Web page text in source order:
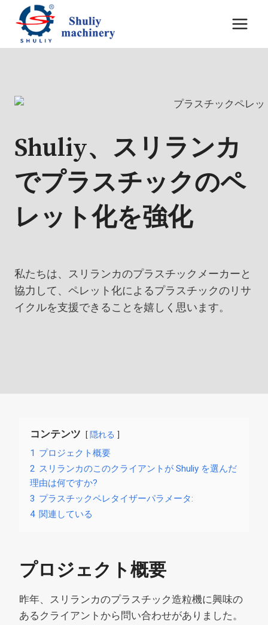
Shuliy、スリランカ
でプラスチックのペ
レット化を強化
私たちは、スリランカのプラスチックメーカーと
協力して、ペレット化によるプラスチックのリサ
イクルを支援できることを嬉しく思います。
コンテンツ 隠れる
1 プロジェクト概要
2 スリランカのこのクライアントが Shuliy を選んだ
理由は何ですか?
3 プラスチックペレタイザーパラメータ:
4 関連している
プロジェクト概要
昨年、スリランカのプラスチック造粒機に興味の
あるクライアントから問い合わせがありました。